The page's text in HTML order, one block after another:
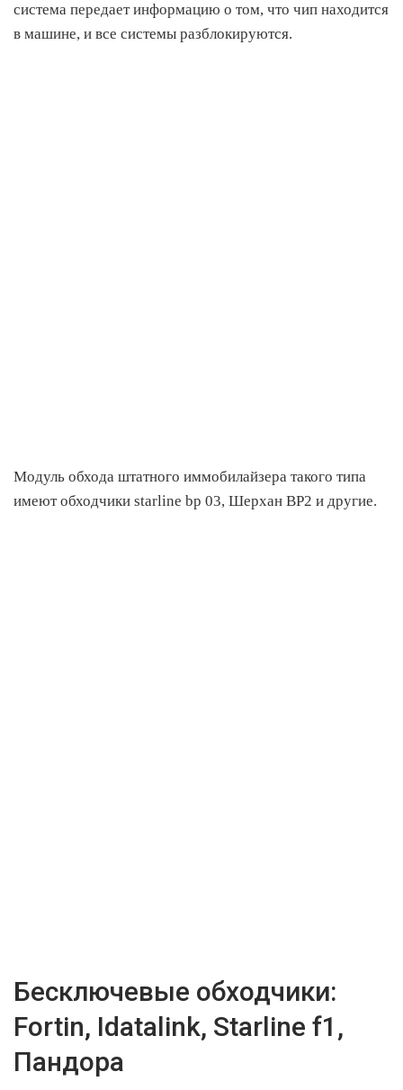
система передает информацию о том, что чип находится
в машине, и все системы разблокируются.
Модуль обхода штатного иммобилайзера такого типа
имеют обходчики starline bp 03, Шерхан ВР2 и другие.
Бесключевые обходчики:
Fortin, Idatalink, Starline f1,
Пандора